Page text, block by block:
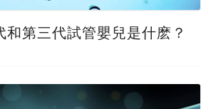
和第三代試管嬰兒是什麽？